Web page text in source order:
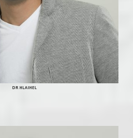
DR HLAIHEL